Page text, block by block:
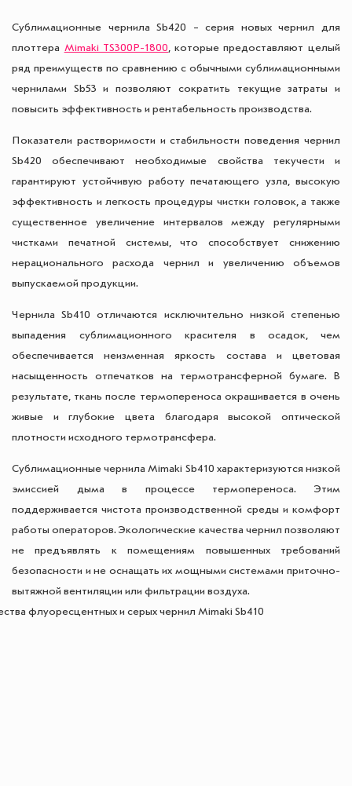
Сублимационные чернила Sb420 – серия новых чернил для
плоттера Mimaki TS300P-1800 , которые предоставляют целый
ряд преимуществ по сравнению с обычными сублимационными
чернилами Sb53 и позволяют сократить текущие затраты и
повысить эффективность и рентабельность производства.
Показатели растворимости и стабильности поведения чернил
Sb420 обеспечивают необходимые свойства текучести и
гарантируют устойчивую работу печатающего узла, высокую
эффективность и легкость процедуры чистки головок, а также
существенное увеличение интервалов между регулярными
чистками печатной системы, что способствует снижению
нерационального расхода чернил и увеличению объемов
выпускаемой продукции.
Чернила Sb410 отличаются исключительно низкой степенью
выпадения сублимационного красителя в осадок, чем
обеспечивается неизменная яркость состава и цветовая
насыщенность отпечатков на термотрансферной бумаге. В
результате, ткань после термопереноса окрашивается в очень
живые и глубокие цвета благодаря высокой оптической
плотности исходного термотрансфера.
Сублимационные чернила Mimaki Sb410 характеризуются низкой
эмиссией дыма в процессе термопереноса. Этим
поддерживается чистота производственной среды и комфорт
работы операторов. Экологические качества чернил позволяют
не предъявлять к помещениям повышенных требований
безопасности и не оснащать их мощными системами приточно-
вытяжной вентиляции или фильтрации воздуха.